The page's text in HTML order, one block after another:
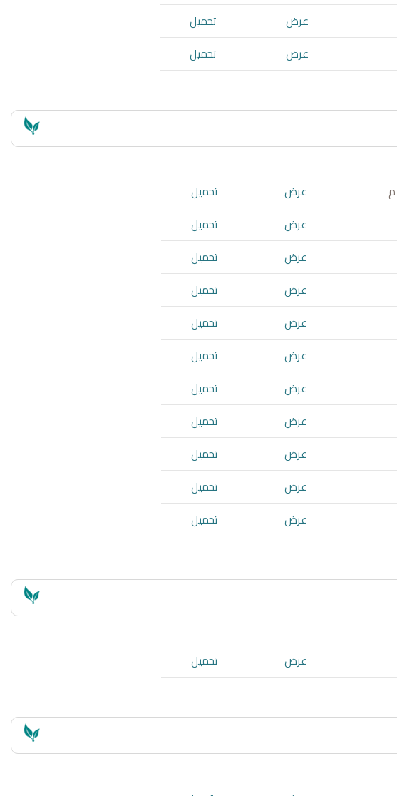
عرض
تحميل
عرض تحميل
عرض
تحميل
عرض
تحميل
عرض
تحميل
عرض
تحميل
عرض
تحميل
عرض
تحميل
عرض
تحميل
عرض
تحميل
عرض
تحميل
عرض
تحميل
عرض تحميل
عرض تحميل